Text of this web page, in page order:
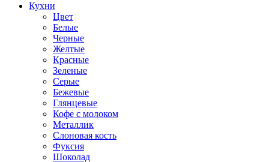
Кухни
Цвет
Белые
Черные
Желтые
Красные
Зеленые
Серые
Бежевые
Глянцевые
Кофе с молоком
Металлик
Слоновая кость
Фуксия
Шоколад